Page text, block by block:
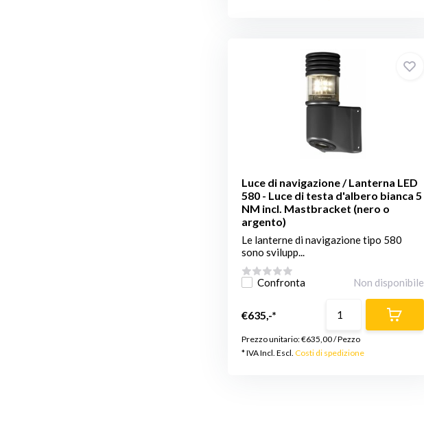
Luce di navigazione / Lanterna LED
580 - Luce di testa d'albero bianca 5
NM incl. Mastbracket (nero o
argento)
Le lanterne di navigazione tipo 580
sono svilupp...
Confronta Non disponibile
€635,-*
Prezzo unitario:€635,00/Pezzo
* IVA Incl. Escl. Costi di spedizione